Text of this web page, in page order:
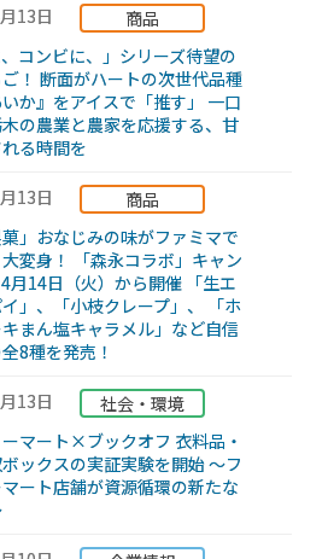
13日
商品
、コンビに、」シリーズ待望の
！ 断面がハートの次世代品種
いか』をアイスで「推す」 一口
の農業と農家を応援する、甘
る時間を
13日
商品
菓」おなじみの味がファミマで
変身！ 「森永コラボ」キャン
月14日（火）から開催 「生エ
」、「小枝クレープ」、 「ホ
まん塩キャラメル」など自信
8種を発売！
13日
社会・環境
マート×ブックオフ 衣料品・
ックスの実証実験を開始 ～フ
ート店舗が資源循環の新たな